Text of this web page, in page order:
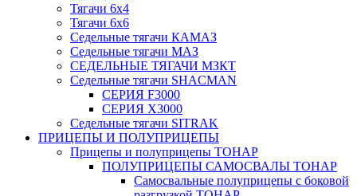
Тягачи 6x4
Тягачи 6x6
Седельные тягачи КАМАЗ
Седельные тягачи МАЗ
СЕДЕЛЬНЫЕ ТЯГАЧИ МЗКТ
Седельные тягачи SHACMAN
СЕРИЯ F3000
СЕРИЯ X3000
Седельные тягачи SITRAK
ПРИЦЕПЫ И ПОЛУПРИЦЕПЫ
Прицепы и полуприцепы ТОНАР
ПОЛУПРИЦЕПЫ САМОСВАЛЫ ТОНАР
Самосвальные полуприцепы с боковой